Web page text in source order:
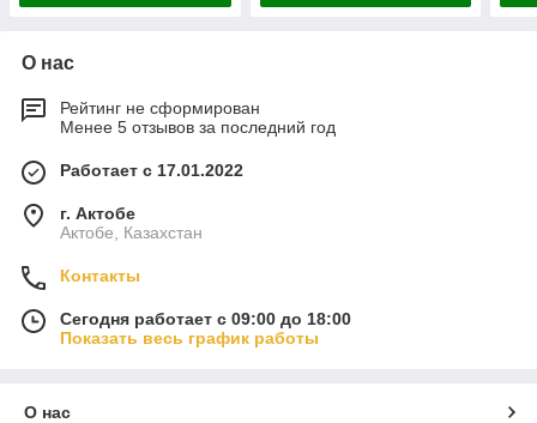
О нас
Рейтинг не сформирован
Менее 5 отзывов за последний год
Работает с 17.01.2022
г. Актобе
Актобе, Казахстан
Контакты
Сегодня работает с 09:00 до 18:00
Показать весь график работы
О нас